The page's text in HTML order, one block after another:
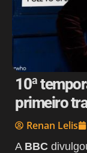
10ª
primeiro
Renan Lelis
A BBC